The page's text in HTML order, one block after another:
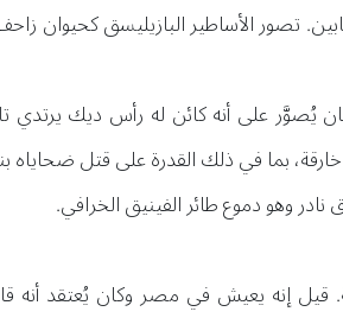
تصور الأساطير البازيليسق
يُصوَّر على أنه كائن له رأس ديك يرتدي
بما في ذلك القدرة على قتل
وهو دموع طائر الفينيق الخرافي.
قيل إنه يعيش في مصر وكان يُعتقد أنه